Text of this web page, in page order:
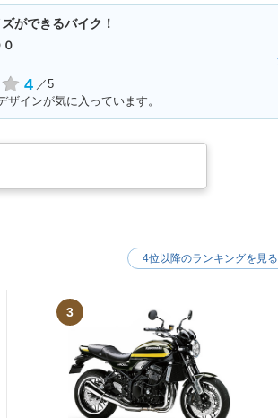
ができるバイク！
4 ／5
インが気に入っています。
3
4位以降のランキングを見る